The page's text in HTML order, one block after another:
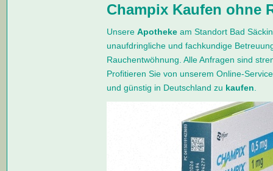
Champix Kaufen ohne
Unsere Apothekeam Standort Bad
unaufdringliche und fachkundige
Rauchentwöhnung. Alle Anfragen sind
Profitieren Sie von unserem Online-
und günstig in Deutschland zu kaufen.